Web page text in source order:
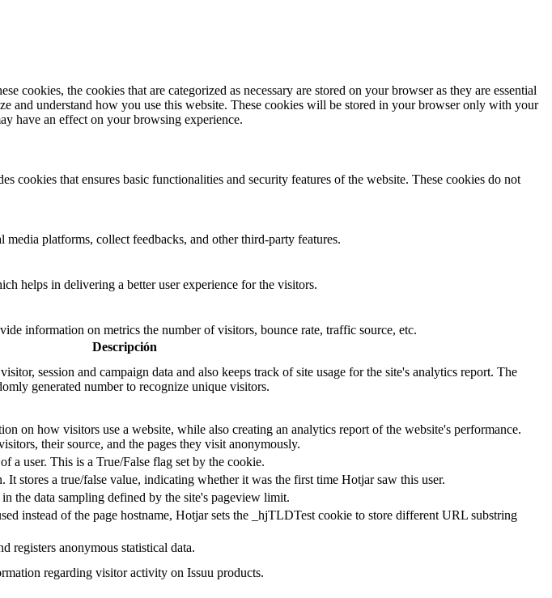
the cookies that are categorized as necessary are stored on your browser as they are essential
and understand how you use this website. These cookies will be stored in your browser only with your
have an effect on your browsing experience.
cookies that ensures basic functionalities and security features of the website. These cookies do not
platforms, collect feedbacks, and other third-party features.
helps in delivering a better user experience for the visitors.
information on metrics the number of visitors, bounce rate, traffic source, etc.
Descripción
session and campaign data and also keeps track of site usage for the site's analytics report. The
generated number to recognize unique visitors.
on how visitors use a website, while also creating an analytics report of the website's performance.
their source, and the pages they visit anonymously.
a user. This is a True/False flag set by the cookie.
It stores a true/false value, indicating whether it was the first time Hotjar saw this user.
the data sampling defined by the site's pageview limit.
instead of the page hostname, Hotjar sets the _hjTLDTest cookie to store different URL substring
registers anonymous statistical data.
regarding visitor activity on Issuu products.